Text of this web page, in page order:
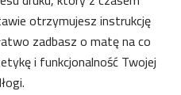
otrzymujesz instrukcję
zadbasz o matę na co
i funkcjonalność Twojej